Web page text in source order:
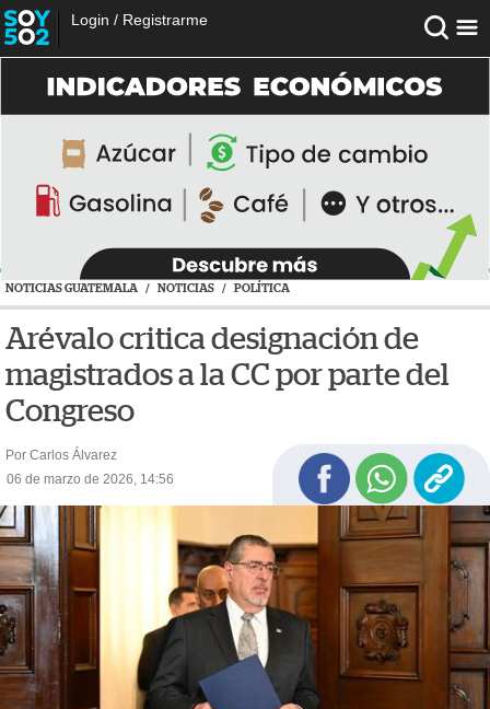
Login / Registrarme
NOTICIAS GUATEMALA / NOTICIAS / POLÍTICA
Arévalo critica designación de
magistrados a la CC por parte del
Congreso
Por Carlos Álvarez
06 de marzo de 2026, 14:56